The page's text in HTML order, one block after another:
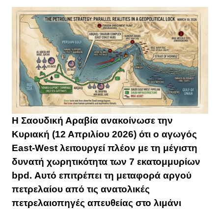
Η Σαουδική Αραβία ανακοίνωσε την
Κυριακή (12 Απριλίου 2026) ότι ο αγωγός
East-West λειτουργεί πλέον με τη μέγιστη
δυνατή χωρητικότητα των 7 εκατομμυρίων
bpd. Αυτό επιτρέπει τη μεταφορά αργού
πετρελαίου από τις ανατολικές
πετρελαιοπηγές απευθείας στο λιμάνι